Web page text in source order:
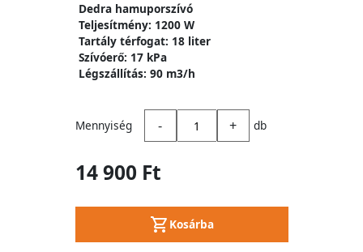
Dedra hamuporszívó
Teljesítmény: 1200 W
Tartály térfogat: 18 liter
Szívóerő: 17 kPa
Légszállítás: 90 m3/h
Mennyiség - + db
14 900 Ft
Kosárba